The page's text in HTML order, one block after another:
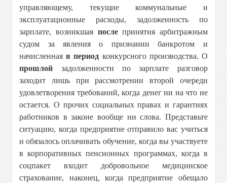
управляющему, текущие коммунальные и
эксплуатационные расходы, задолженность по
зарплате, возникшая послепринятия арбитражным
судом за явления о признании банкротом и
начисленнаяв период конкурсного производства. О
прошлой задолженности по зарплате разговор
заходит лишь при рассмотрении второй очереди
удовлетворения требований, когда денег ни на что не
остается. О прочих социальных правах и гарантиях
работников в законе вообще ни слова. Представьте
ситуацию, когда предприятие отправило вас учиться
и обязалось оплачивать обучение, когда вы участвуете
в корпоративных пенсионных программах, когда в
соцпакет входит добровольное медицинское
страхование, наконец, когда предприятие обещало